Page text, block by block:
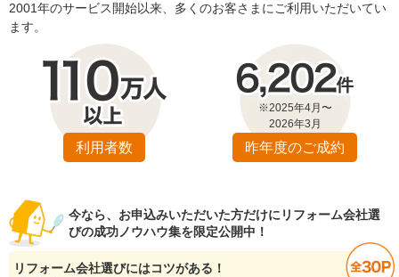
2001年のサービス開始以来、多くのお客さまにご利用いただいてい
ます。
利用者数
※2025年4月〜
2026年3月
昨年度のご成約
今なら、お申込みいただいた方だけにリフォーム会社選
びの成功ノウハウ集を限定公開中！
リフォーム会社選びにはコツがある！